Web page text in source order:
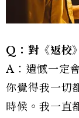
Q：對《返校
A：遺憾一定
你覺得我一切
時候。我一直